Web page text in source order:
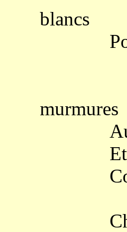
blancs
Pour
murmures
Aux
Et